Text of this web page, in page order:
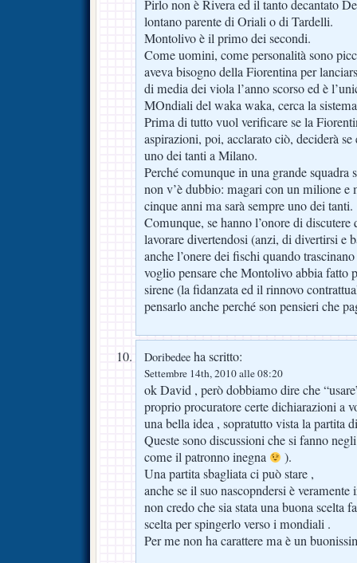
Pirlo non è Rivera ed il tanto decantato
lontano parente di Oriali o di Tardelli.
Montolivo è il primo dei secondi.
Come uomini, come personalità sono
aveva bisogno della Fiorentina per
di media dei viola l’anno scorso ed è
MOndiali del waka waka, cerca la
Prima di tutto vuol verificare se la
aspirazioni, poi, acclarato ciò, deciderà
uno dei tanti a Milano.
Perché comunque in una grande squadra
non v’è dubbio: magari con un milione e
cinque anni ma sarà sempre uno dei tanti.
Comunque, se hanno l’onore di
lavorare divertendosi (anzi, di divertirsi e
anche l’onere dei fischi quando
voglio pensare che Montolivo abbia fatto
sirene (la fidanzata ed il rinnovo
pensarlo anche perché son pensieri che
Doribedee ha scritto:
Settembre 14th, 2010 alle 08:20
ok David , però dobbiamo dire che
proprio procuratore certe dichiarazioni a
una bella idea , sopratutto vista la partita
Queste sono discussioni che si fanno
come il patronno inegna
).
Una partita sbagliata ci può stare ,
anche se il suo nascopndersi è
non credo che sia stata una buona scelta
scelta per spingerlo verso i mondiali .
Per me non ha carattere ma è un